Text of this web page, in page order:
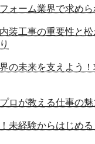
ォーム業界で求めら
装工事の重要性と
の未来を支えよう
ロが教える仕事の魅
未経験からはじめ